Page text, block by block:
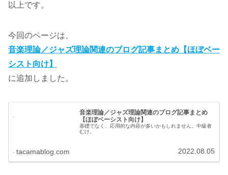
以上です。
今回のページは、
音楽理論／ジャズ理論関連のブログ記事まとめ【ほぼベー
シスト向け】
に追加しました。
音楽理論／ジャズ理論関連のブログ記事まとめ
【ほぼベーシスト向け】
基礎でなく、応用的な内容が多いかもしれません。中級者
むけ。
tacamablog.com 2022.08.05